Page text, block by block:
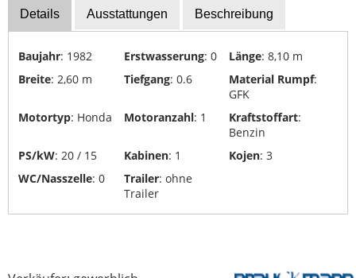
Yachtwerften
Details Ausstattungen Beschreibung
Baujahr: 1982 Erstwasserung: 0 Länge: 8,10 m
Breite: 2,60 m Tiefgang: 0.6 Material Rumpf:
GFK
Motortyp: Honda Motoranzahl: 1 Kraftstoffart:
Benzin
PS/kW: 20 / 15 Kabinen: 1 Kojen: 3
WC/Nasszelle: 0 Trailer: ohne
Trailer